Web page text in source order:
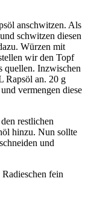
anschwitzen. Als
schwitzen diesen
Würzen mit
wir den Topf
quellen. Inzwischen
Rapsöl an. 20 g
vermengen diese
restlichen
hinzu. Nun sollte
und
fein